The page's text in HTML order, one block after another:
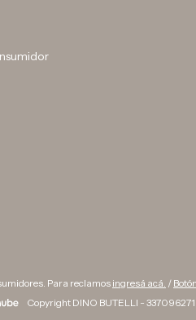
Para reclamos ingresá acá. /
Copyright DINO BUTELLI -